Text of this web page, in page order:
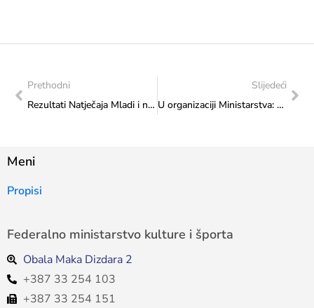
Prethodni
Rezultati Natječaja Mladi i nasljeđe “Živa baština”
Slijedeći
U organizaciji Ministarstva: Po prvi put upriličena Večer Hrvata Središnje Bosne u Sarajevu
Meni
Propisi
Federalno ministarstvo kulture i športa
Obala Maka Dizdara 2
+387 33 254 103
+387 33 254 151